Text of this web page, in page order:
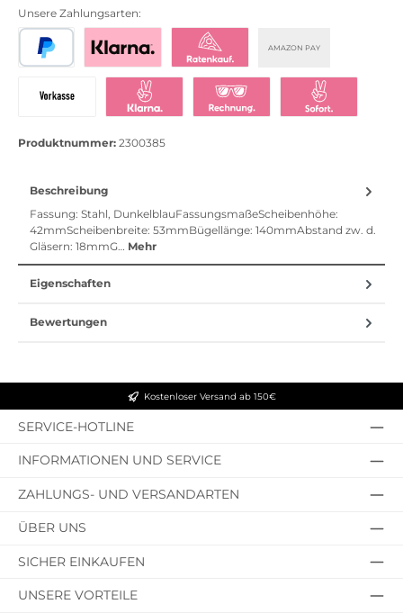
Unsere Zahlungsarten:
AMAZON PAY
Bezahlen mit KlarnaKlarna Ratenkauf
Produktnummer: 2300385
Beschreibung
Fassung: Stahl, DunkelblauFassungsmaßeScheibenhöhe:
42mmScheibenbreite: 53mmBügellänge: 140mmAbstand zw. d.
Gläsern: 18mmG… Mehr
Eigenschaften
Bewertungen
Kostenloser Versand ab 150€
SERVICE-HOTLINE
INFORMATIONEN UND SERVICE
ZAHLUNGS- UND VERSANDARTEN
ÜBER UNS
SICHER EINKAUFEN
UNSERE VORTEILE